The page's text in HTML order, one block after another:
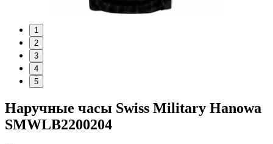
1
2
3
4
5
Наручные часы Swiss Military Hanowa
SMWLB2200204